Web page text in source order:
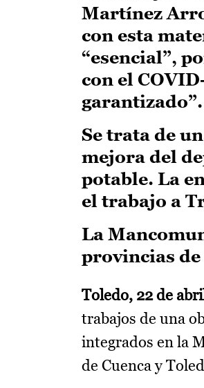
Martínez
con esta
“esencial”,
con el
garantizado”.
Se trata de
mejora del
potable. La
el trabajo a
La
provincias de
Toledo, 22 de
trabajos de una
integrados en la
de Cuenca y